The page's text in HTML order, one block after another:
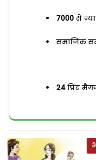
7000 से
समाजिक
24 प्रिंट